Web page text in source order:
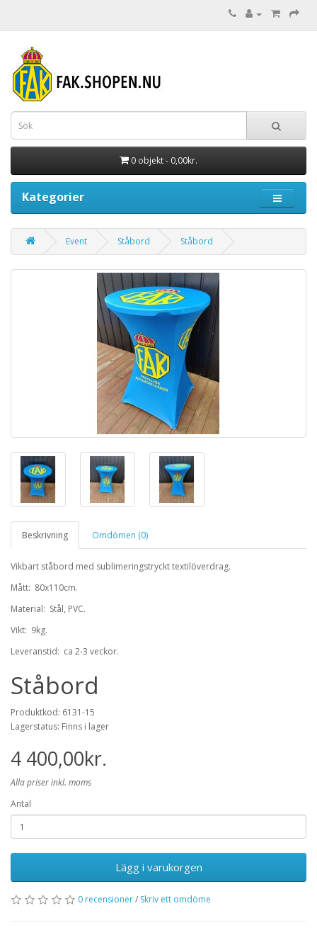
0 objekt - 0,00kr.
Kategorier
Event Ståbord Ståbord
Beskrivning Omdömen (0)
Vikbart ståbord med sublimeringstryckt textilöverdrag.
Mått: 80x110cm.
Material: Stål, PVC.
Vikt: 9kg.
Leveranstid: ca 2-3 veckor.
Ståbord
Produktkod: 6131-15
Lagerstatus: Finns i lager
4 400,00kr.
Alla priser inkl. moms
Antal
Lägg i varukorgen
0 recensioner/ Skriv ett omdöme